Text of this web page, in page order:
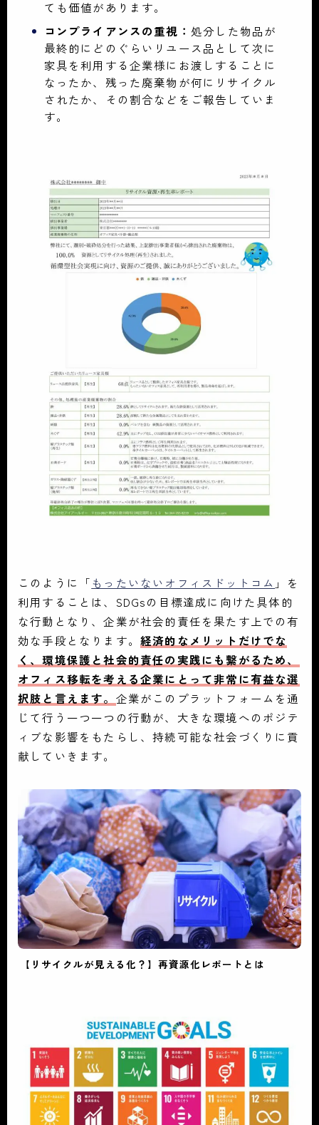
ても価値があります。
コンプライアンスの重視： 処分した物品が
最終的にどのぐらいリユース品として次に
家具を利用する企業様にお渡しすることに
なったか、残った廃棄物が何にリサイクル
されたか、その割合などをご報告していま
す。
このように「もったいないオフィスドットコム 」を
利用することは、SDGsの目標達成に向けた具体的
な行動となり、企業が社会的責任を果たす上での有
効な手段となります。 経済的なメリットだけでな
く、環境保護と社会的責任の実践にも繋がるため、
オフィス移転を考える企業にとって非常に有益な選
択肢と言えます。 企業がこのプラットフォームを通
じて行う一つ一つの行動が、大きな環境へのポジテ
ィブな影響をもたらし、持続可能な社会づくりに貢
献していきます。
【リサイクルが見える化？】再資源化レポートとは